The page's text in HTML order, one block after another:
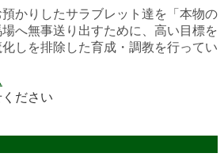
かりしたサラブレット達を「本物の
へ無事送り出すために、高い目標を
しを排除した育成・調教を行ってい
ださい